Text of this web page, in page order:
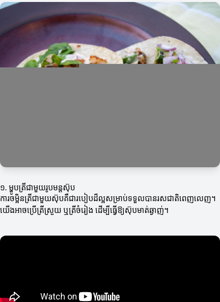
១. ម្ហូបត្រីជាមួយរូបមន្តស៊ុប
ការចម្អិនត្រីជាមួយស៊ុបគឺជារបៀបដ៏ល្អសម្រាប់ទទួលបានរសជាតិពេញលេញ។
យើងអាចប្រើត្រីស្រួយ ឬត្រីចំរៀង ដើម្បីធ្វើឱ្យស៊ុបមាត់ឆ្ងាញ់។